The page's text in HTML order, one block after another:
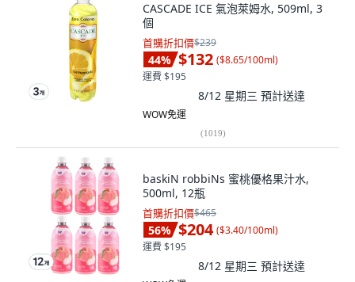
CASCADE ICE 氣泡萊姆水, 509ml, 3
個
首購折扣價$239
44% $132 ($8.65/100ml)
運費 $195
8/12 星期三 預計送達
WOW免運
(1019)
baskiN robbiNs 蜜桃優格果汁水,
500ml, 12瓶
首購折扣價$465
56% $204 ($3.40/100ml)
運費 $195
8/12 星期三 預計送達